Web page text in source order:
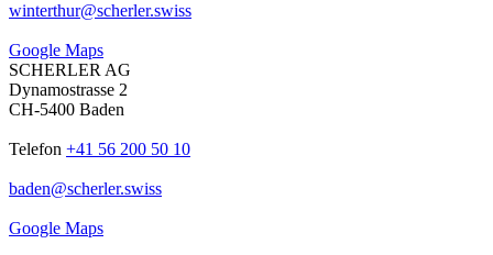
winterthur@scherler.swiss
Google Maps
SCHERLER AG
Dynamostrasse 2
CH-5400 Baden
Telefon +41 56 200 50 10
baden@scherler.swiss
Google Maps